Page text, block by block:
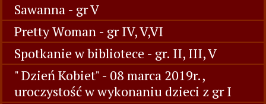
Sawanna - gr V
Pretty Woman - gr IV, V,VI
Spotkanie w bibliotece - gr. II, III, V
" Dzień Kobiet" - 08 marca 2019r.,
uroczystość w wykonaniu dzieci z gr I